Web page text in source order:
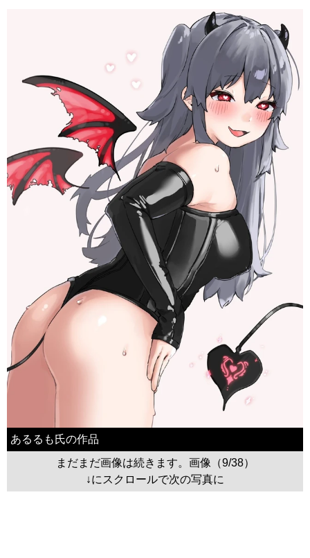
あるるも氏の作品
まだまだ画像は続きます。画像（9/38）
↓にスクロールで次の写真に